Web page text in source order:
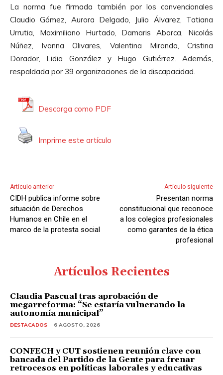
La norma fue firmada también por los convencionales
Claudio Gómez, Aurora Delgado, Julio Álvarez, Tatiana
Urrutia, Maximiliano Hurtado, Damaris Abarca, Nicolás
Núñez, Ivanna Olivares, Valentina Miranda, Cristina
Dorador, Lidia González y Hugo Gutiérrez. Además,
respaldada por 39 organizaciones de la discapacidad.
Descarga como PDF
Imprime este artículo
Artículo anterior
CIDH publica informe sobre
situación de Derechos
Humanos en Chile en el
marco de la protesta social
Artículo siguiente
Presentan norma
constitucional que reconoce
a los colegios profesionales
como garantes de la ética
profesional
Artículos Recientes
Claudia Pascual tras aprobación de
megarreforma: “Se estaría vulnerando la
autonomía municipal”
DESTACADOS 6 AGOSTO, 2026
CONFECH y CUT sostienen reunión clave con
bancada del Partido de la Gente para frenar
retrocesos en políticas laborales y educativas